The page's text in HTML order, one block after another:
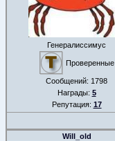
Генералиссимус
Проверенные
Сообщений: 1798
Награды: 5
Репутация: 17
Will_old